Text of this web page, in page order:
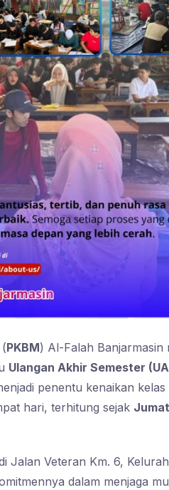
PKBM) Al-Falah Banjarmasin
Ulangan Akhir Semester
penentu kenaikan kelas
hari, terhitung sejak
Jalan Veteran Km. 6,
dalam menjaga